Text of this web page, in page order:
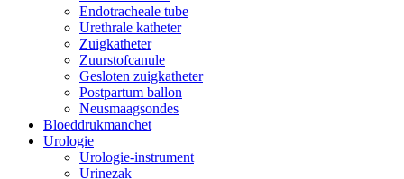
Endotracheale tube
Urethrale katheter
Zuigkatheter
Zuurstofcanule
Gesloten zuigkatheter
Postpartum ballon
Neusmaagsondes
Bloeddrukmanchet
Urologie
Urologie-instrument
Urinezak